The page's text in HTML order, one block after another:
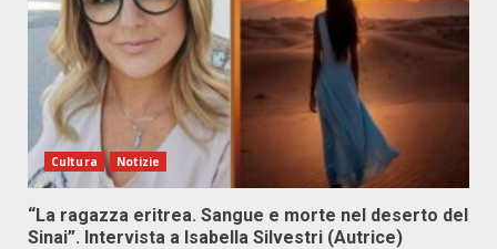
Cultura Notizie
“La ragazza eritrea. Sangue e morte nel deserto del
Sinai”. Intervista a Isabella Silvestri (Autrice)